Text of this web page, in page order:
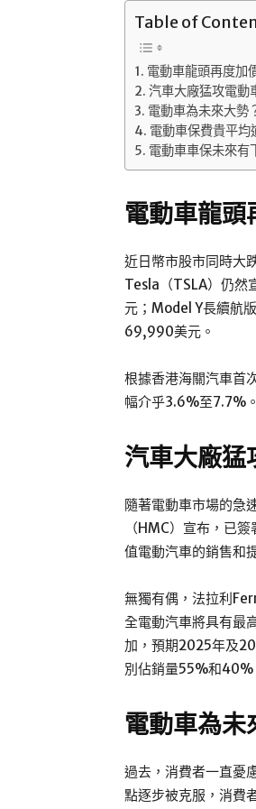
Table of
電動車龍頭再度加
汽車大廠猛攻電動
電動車為未來大勢
電動車保費貴平均
電動車車保未來有
電動車龍頭
近日幣市股市同時大
Tesla（TSLA）仍然
元；Model Y長續航
69,990美元。
根據香港海關汽車首
幅介乎3.6%至7.7%。
汽車大廠猛
隨著電動車市場的急
（HMC）宣布，已
值電動汽車的銷售和
無獨有偶，法拉利
全電動汽車將具有最
加，預期2025年及
別佔銷量55%和40%
電動車為未
過去，消費者一直憂
點逐步被克服，消費